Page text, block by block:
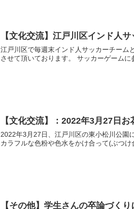
【文化交流】江戸川区インド人
江戸川区で毎週末インド人サッカーチームと外国人または日本人
させて頂いております
【文化交流】：2022年3月27日
2022年3月27日、江戸川区の東小松川公園にて【お花見ホーリー
カラフルな色粉や色水をかけ合って(ぶつけ
【その他】学生さんの卒論づく